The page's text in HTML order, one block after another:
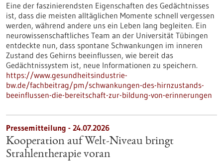
Eine der faszinierendsten Eigenschaften des Gedächtnisses
ist, dass die meisten alltäglichen Momente schnell vergessen
werden, während andere uns ein Leben lang begleiten. Ein
neurowissenschaftliches Team an der Universität Tübingen
entdeckte nun, dass spontane Schwankungen im inneren
Zustand des Gehirns beeinflussen, wie bereit das
Gedächtnissystem ist, neue Informationen zu speichern.
https://www.gesundheitsindustrie-
bw.de/fachbeitrag/pm/schwankungen-des-hirnzustands-
beeinflussen-die-bereitschaft-zur-bildung-von-erinnerungen
Pressemitteilung - 24.07.2026
Kooperation auf Welt-Niveau bringt
Strahlentherapie voran